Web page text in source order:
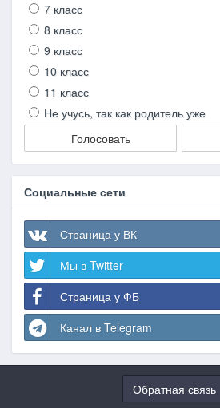
7 класс
8 класс
9 класс
10 класс
11 класс
Не учусь, так как родитель уже
Голосовать
Социальные сети
Страница у ВК
Мы в Twitter
Страница у ФБ
Канал в Telegram
Обратная связь